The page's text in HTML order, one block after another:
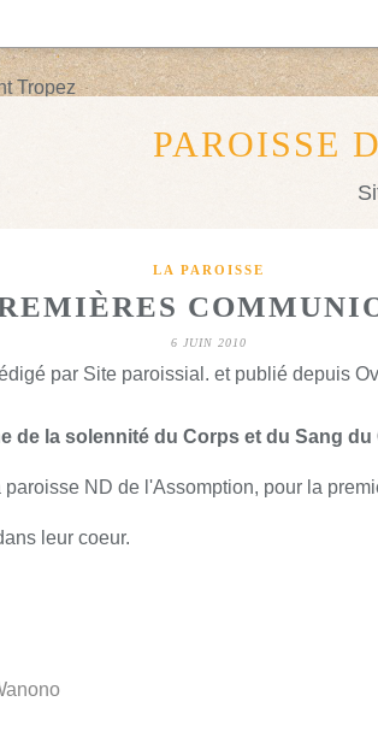
PAROISSE
LA PAROISSE
6 JUIN 2010
par Site paroissial. et publié depuis
de la solennité du Corps et du Sang du
paroisse ND de l'Assomption, pour la
leur coeur.